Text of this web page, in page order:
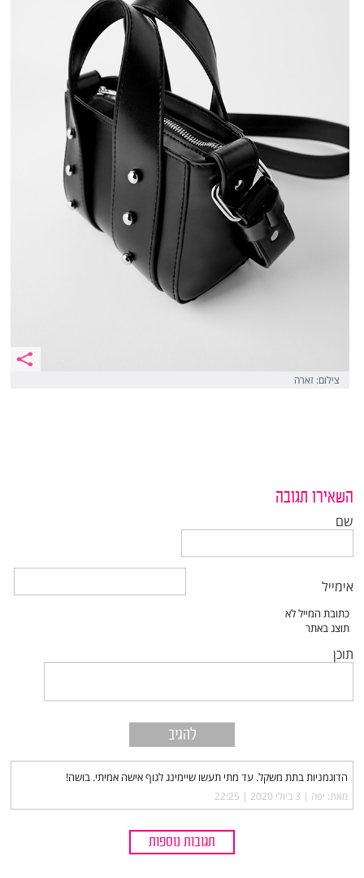
צילום: זארה
השאירו תגובה
שם
אימייל
תוכן
הדוגמניות בתת משקל. עד מתי תעשו שיימינג לגוף אישה אמיתי. בושה!
מאת: יפה |‏ 3 ביולי 2020 | 22:25
תגובות נוספות